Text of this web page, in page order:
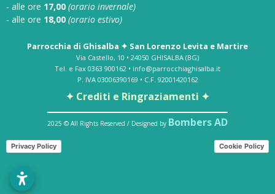
- alle ore 17,00 (orario invernale)
- alle ore 18,00 (orario estivo)
Parrocchia di Ghisalba ✦ San Lorenzo Levita e Martire
Via Castello, 10 • 24050 GHISALBA (BG)
Tel. e Fax 0363 900162 • info@parrocchiaghisalba.it
P. IVA 03006390169 • C.F. 92001420162
✦ Crediti e Ringraziamenti ✦
2025 © All Rights Reserved / Designed by Bombers AD
Privacy Policy Cookie Policy